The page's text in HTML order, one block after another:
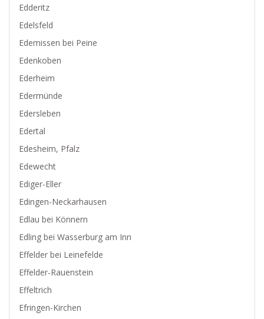
Edderitz
Edelsfeld
Edemissen bei Peine
Edenkoben
Ederheim
Edermünde
Edersleben
Edertal
Edesheim, Pfalz
Edewecht
Ediger-Eller
Edingen-Neckarhausen
Edlau bei Könnern
Edling bei Wasserburg am Inn
Effelder bei Leinefelde
Effelder-Rauenstein
Effeltrich
Efringen-Kirchen